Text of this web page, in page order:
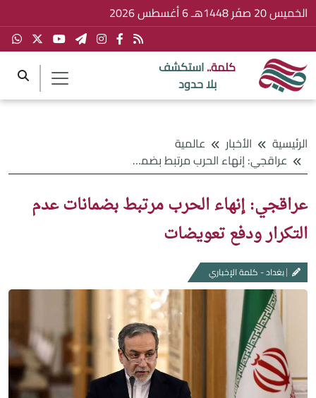
الخميس 20 صفَر 1448هـ 6 أغسطس 2026
كلمة..استكشف
بلا حدود
الرئيسية الأخبار
عالمية
عراقجي: إنهاء الحرب مرتبط بضمانات عدم التكرار ودفع تعويضات
عراقجي: إنهاء الحرب مرتبط بضمانات عدم
التكرار ودفع تعويضات
بغداد - كلمة الإخباري